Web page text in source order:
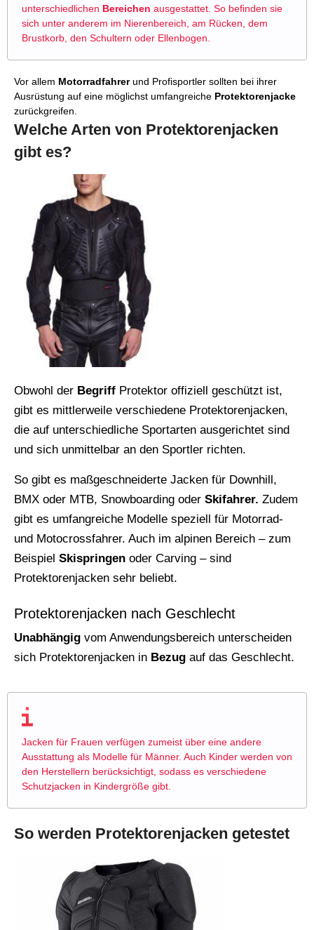
unterschiedlichen Bereichen ausgestattet. So befinden sie
sich unter anderem im Nierenbereich, am Rücken, dem
Brustkorb, den Schultern oder Ellenbogen.
Vor allem Motorradfahrerund Profisportler sollten bei ihrer
Ausrüstung auf eine möglichst umfangreiche Protektorenjacke
zurückgreifen.
Welche Arten von Protektorenjacken
gibt es?
Obwohl der Begriff Protektor offiziell geschützt ist,
gibt es mittlerweile verschiedene Protektorenjacken,
die auf unterschiedliche Sportarten ausgerichtet sind
und sich unmittelbar an den Sportler richten.
So gibt es maßgeschneiderte Jacken für Downhill,
BMX oder MTB, Snowboarding oder Skifahrer. Zudem
gibt es umfangreiche Modelle speziell für Motorrad-
und Motocrossfahrer. Auch im alpinen Bereich – zum
Beispiel Skispringen oder Carving – sind
Protektorenjacken sehr beliebt.
Protektorenjacken nach Geschlecht
Unabhängig vom Anwendungsbereich unterscheiden
sich Protektorenjacken in Bezug auf das Geschlecht.
Jacken für Frauen verfügen zumeist über eine andere
Ausstattung als Modelle für Männer. Auch Kinder werden von
den Herstellern berücksichtigt, sodass es verschiedene
Schutzjacken in Kindergröße gibt.
So werden Protektorenjacken getestet